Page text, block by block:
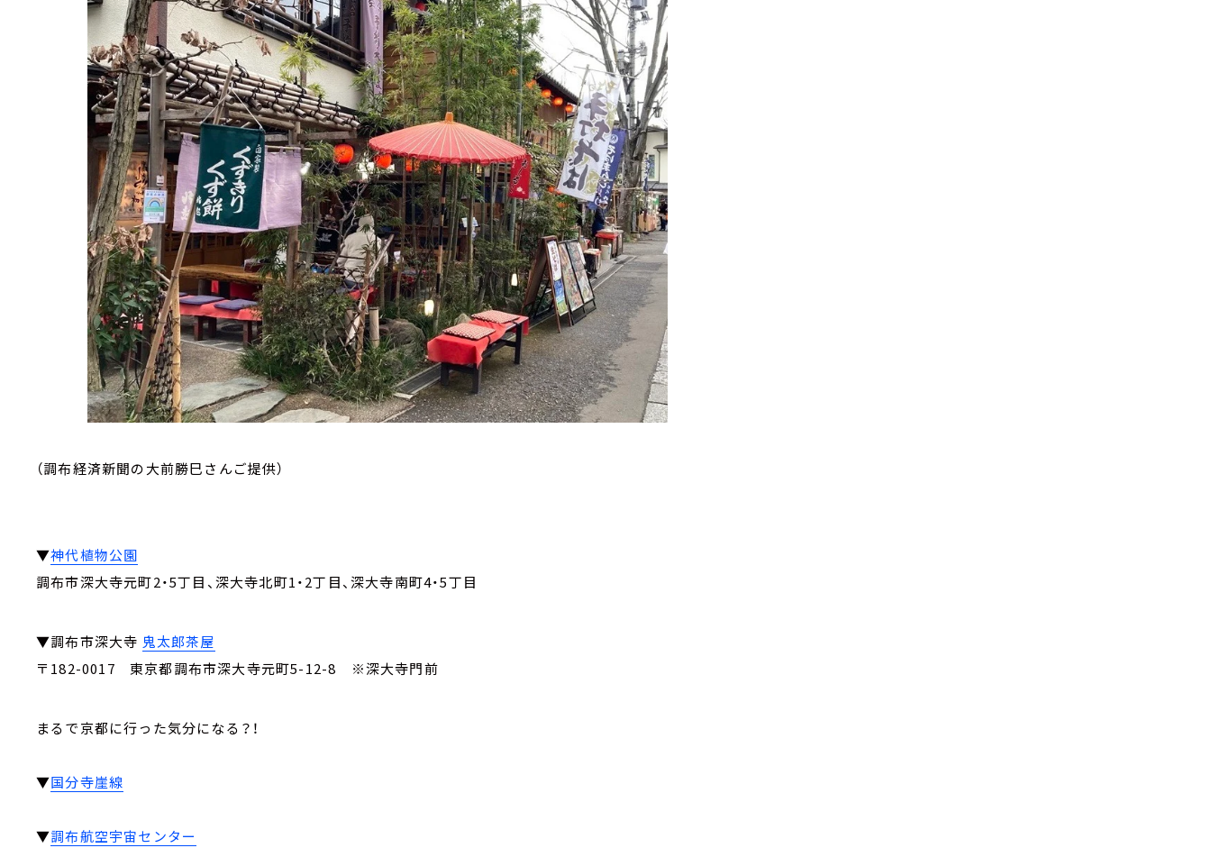
（調布経済新聞の大前勝巳さんご提供）
▼神代植物公園
調布市深大寺元町2・5丁目、深大寺北町1・2丁目、深大寺南町4・5丁目
▼調布市深大寺 鬼太郎茶屋
〒182-0017 東京都調布市深大寺元町5-12-8 ※深大寺門前
まるで京都に行った気分になる？！
▼国分寺崖線
▼調布航空宇宙センター